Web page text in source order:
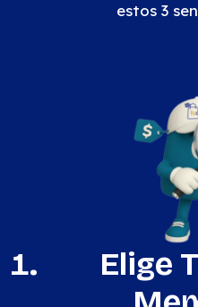
estos 3
Elige